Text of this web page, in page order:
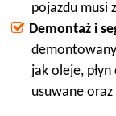
pojazdu musi
Demontaż i
jak oleje,
usuwane oraz